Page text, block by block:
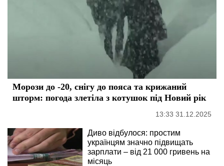
Морози до -20, снігу до пояса та крижаний
шторм: погода злетіла з котушок під Новий рік
13:33 31.12.2025
Диво відбулося: простим
українцям значно підвищать
зарплати – від 21 000 гривень на
місяць